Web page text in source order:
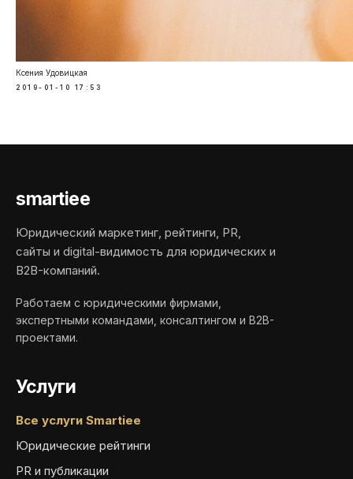
Ксения Удовицкая
2019-01-10 17:53
smartiee
Юридический маркетинг, рейтинги, PR,
сайты и digital-видимость для юридических и
B2B-компаний.
Работаем с юридическими фирмами,
экспертными командами, консалтингом и B2B-
проектами.
Услуги
Все услуги Smartiee
Юридические рейтинги
PR и публикации